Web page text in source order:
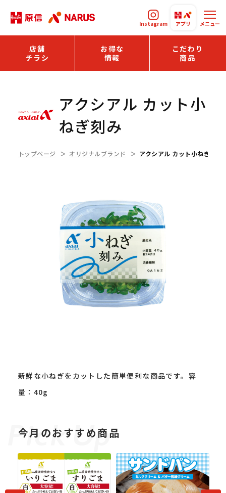
Instagram アプリ メニュー
店舗
チラシ
お得な
情報
こだわり
商品
アクシアル カット小
ねぎ刻み
トップページ オリジナルブランド アクシアル カット小ねぎ刻み
新鮮な小ねぎをカットした簡単便利な商品です。容
量：40g
今月のおすすめ商品